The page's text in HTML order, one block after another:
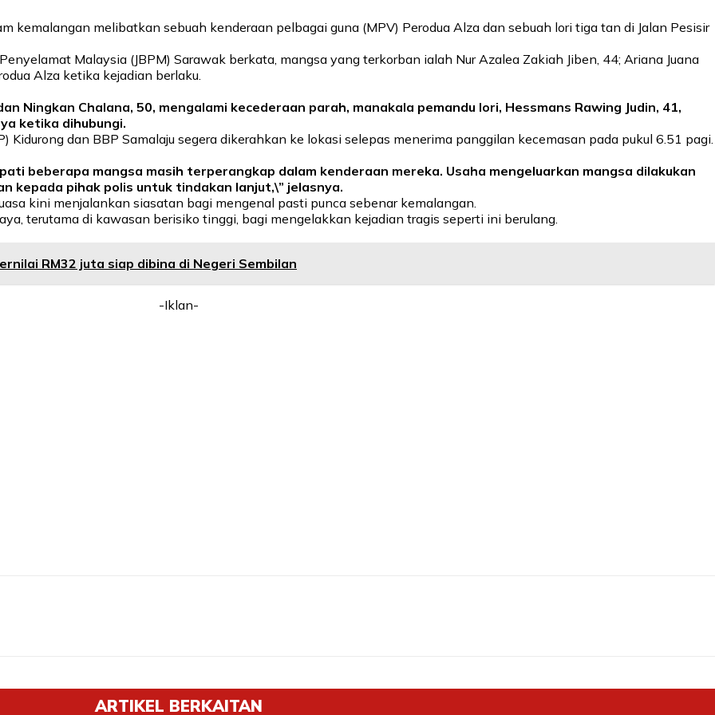
kemalangan melibatkan sebuah kenderaan pelbagai guna (MPV) Perodua Alza dan sebuah lori tiga tan di Jalan Pesisir
Malaysia (JBPM) Sarawak berkata, mangsa yang terkorban ialah Nur Azalea Zakiah Jiben, 44; Ariana Juana
Alza ketika kejadian berlaku.
Ningkan Chalana, 50, mengalami kecederaan parah, manakala pemandu lori, Hessmans Rawing Judin, 41,
ketika dihubungi.
dan BBP Samalaju segera dikerahkan ke lokasi selepas menerima panggilan kecemasan pada pukul 6.51 pagi.
beberapa mangsa masih terperangkap dalam kenderaan mereka. Usaha mengeluarkan mangsa dilakukan
kepada pihak polis untuk tindakan lanjut,\” jelasnya.
kini menjalankan siasatan bagi mengenal pasti punca sebenar kemalangan.
terutama di kawasan berisiko tinggi, bagi mengelakkan kejadian tragis seperti ini berulang.
RM32 juta siap dibina di Negeri Sembilan
-Iklan-
ARTIKEL BERKAITAN